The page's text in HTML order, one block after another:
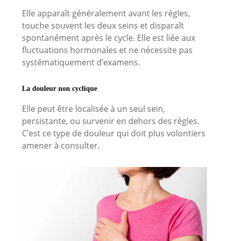
Elle apparaît généralement avant les règles,
touche souvent les deux seins et disparaît
spontanément après le cycle. Elle est liée aux
fluctuations hormonales et ne nécessite pas
systématiquement d’examens.
La douleur non cyclique
Elle peut être localisée à un seul sein,
persistante, ou survenir en dehors des règles.
C’est ce type de douleur qui doit plus volontiers
amener à consulter.